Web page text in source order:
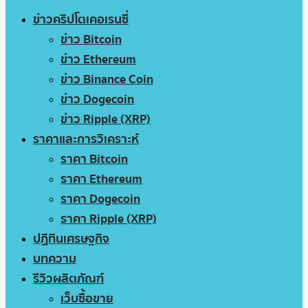
ข่าวคริปโตเคอเรนซี่
ข่าว Bitcoin
ข่าว Ethereum
ข่าว Binance Coin
ข่าว Dogecoin
ข่าว Ripple (XRP)
ราคาและการวิเคราะห์
ราคา Bitcoin
ราคา Ethereum
ราคา Dogecoin
ราคา Ripple (XRP)
ปฏิทินเศรษฐกิจ
บทความ
รีวิวผลิตภัณฑ์
เว็บซื้อขาย